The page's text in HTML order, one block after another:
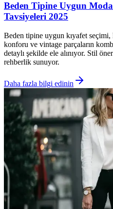
Beden Tipine Uygun
Tavsiyeleri 2025
Beden tipine uygun kıyafet seçimi,
konforu ve vintage parçaların
detaylı şekilde ele alınıyor. Stil
rehberlik sunuyor.
Daha fazla bilgi edinin